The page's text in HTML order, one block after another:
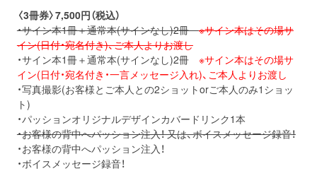
〈3冊券〉7,500円（税込）
・サイン本1冊＋通常本(サインなし)2冊※サイン本はその場サ
イン(日付・宛名付き)、ご本人よりお渡し
・サイン本1冊＋通常本(サインなし)2冊 ※サイン本はその場サ
イン(日付・宛名付き・一言メッセージ入れ)、ご本人よりお渡し
・写真撮影(お客様とご本人との2ショットorご本人のみ1ショッ
ト)
・パッションオリジナルデザインカバードリンク1本
・お客様の背中へパッション注入！ 又は、ボイスメッセージ録音！
・お客様の背中へパッション注入！
・ボイスメッセージ録音！